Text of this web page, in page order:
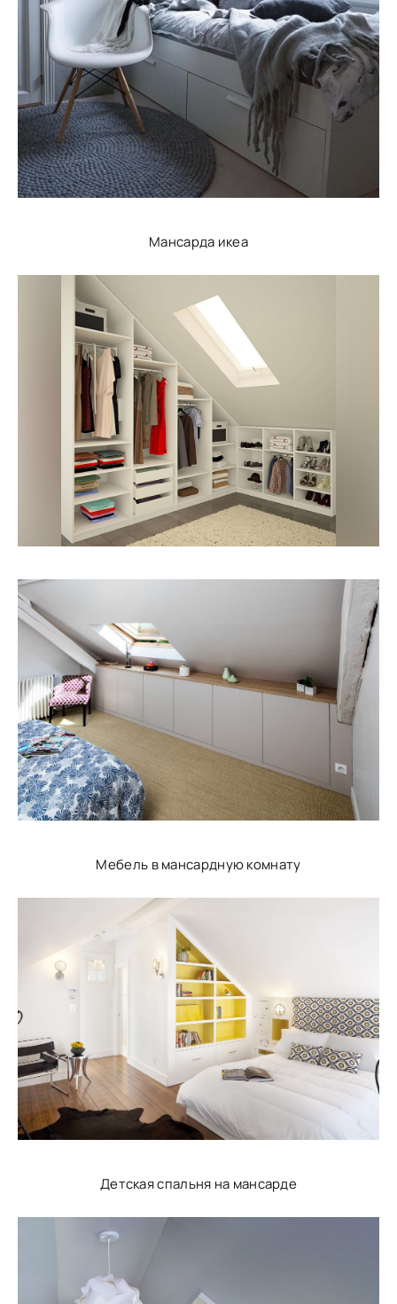
Мансарда икеа
Мебель в мансардную комнату
Детская спальня на мансарде